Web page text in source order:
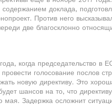
доклада,
Против него
две благосклонно
когда председательство в
голосование послов
новую директиву. Это
шансов на то, что
Задержка осложнит